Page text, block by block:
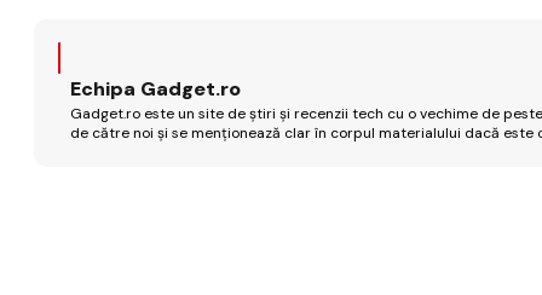
Echipa Gadget.ro
Gadget.ro este un site de știri și recenzii tech cu o vechime de
de către noi și se menționează clar în corpul materialului dacă este